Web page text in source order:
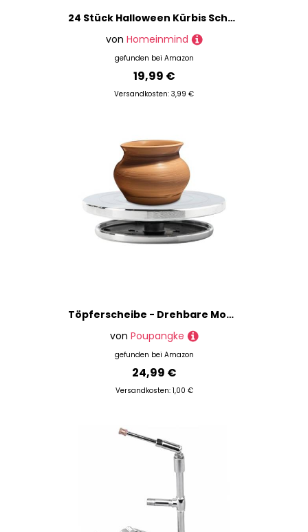
24 Stück Halloween Kürbis Schnitzset mit Vorlagen Edelstahl DIY Schnitzwerkzeug Kürbis Inklusive Gummihammer Pumpkin Carving Kit für Kinder Erwachsene und Familie
von Homeinmind
gefunden bei Amazon
19,99 €
Versandkosten: 3,99 €
Töpferscheibe - Drehbare Modellierplatte Für Ton Und Knete,Multifunktionales Modellierwerkzeug Mit Rutschfestem Tisch Für Heimwerkstatt Studio
von Poupangke
gefunden bei Amazon
24,99 €
Versandkosten: 1,00 €